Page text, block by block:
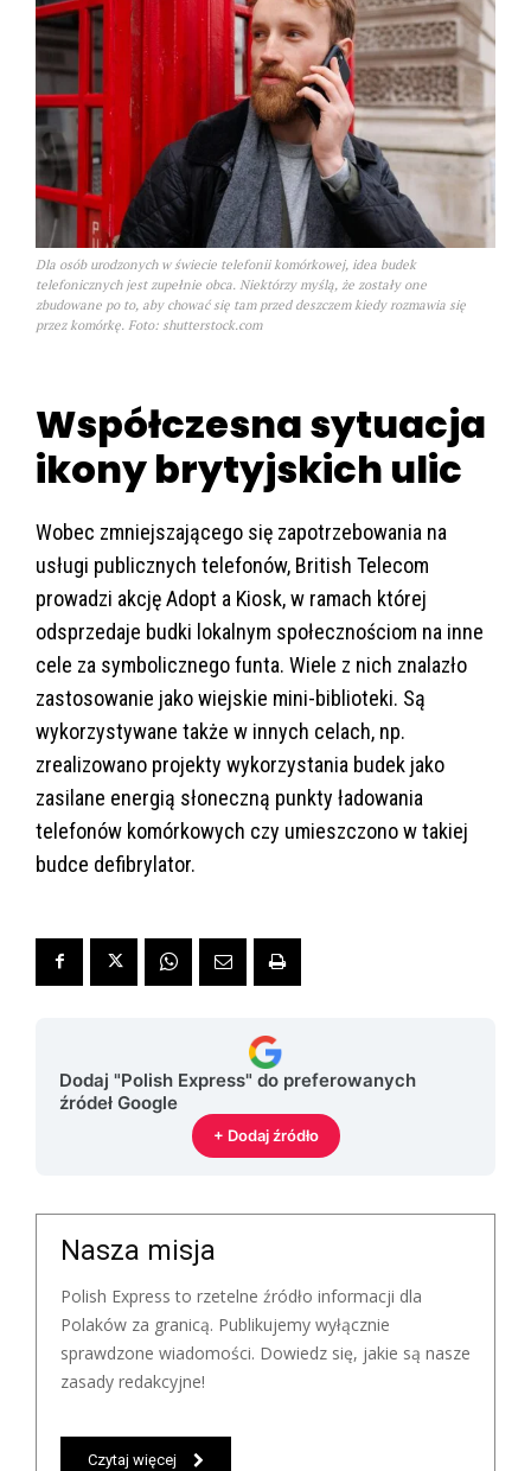
Dla osób urodzonych w świecie telefonii komórkowej, idea budek
telefonicznych jest zupełnie obca. Niektórzy myślą, że zostały one
zbudowane po to, aby chować się tam przed deszczem kiedy rozmawia się
przez komórkę. Foto: shutterstock.com
Współczesna sytuacja
ikony brytyjskich ulic
Wobec zmniejszającego się zapotrzebowania na
usługi publicznych telefonów, British Telecom
prowadzi akcję Adopt a Kiosk, w ramach której
odsprzedaje budki lokalnym społecznościom na inne
cele za symbolicznego funta. Wiele z nich znalazło
zastosowanie jako wiejskie mini-biblioteki. Są
wykorzystywane także w innych celach, np.
zrealizowano projekty wykorzystania budek jako
zasilane energią słoneczną punkty ładowania
telefonów komórkowych czy umieszczono w takiej
budce defibrylator.
Dodaj "Polish Express" do preferowanych
źródeł Google
+ Dodaj źródło
Nasza misja
Polish Express to rzetelne źródło informacji dla
Polaków za granicą. Publikujemy wyłącznie
sprawdzone wiadomości. Dowiedz się, jakie są nasze
zasady redakcyjne!
Czytaj więcej